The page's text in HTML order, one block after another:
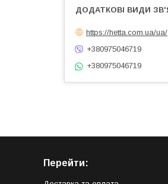
https://hetta.com.ua/ua/
+380975046719
+380975046719
Перейти: